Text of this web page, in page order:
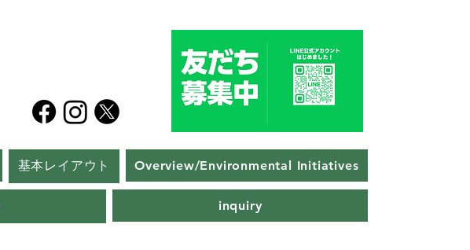
基本レイアウト Overview/Environmental Initiatives
inquiry